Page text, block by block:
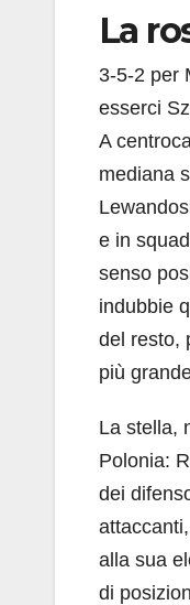
La
3-5-2 per
esserci
A
mediana
e in
senso
indubbie
del resto,
più
La stella,
Polonia:
dei
alla sua
di